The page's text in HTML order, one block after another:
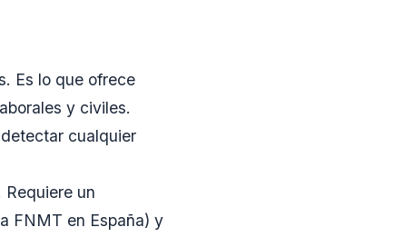
Es lo que ofrece
y civiles.
cualquier
un
FNMT en España) y